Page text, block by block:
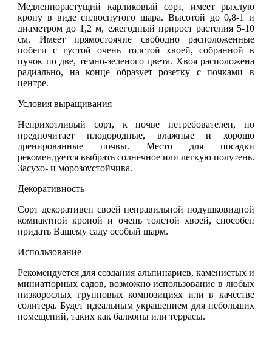
Медленнорастущий карликовый сорт, имеет рыхлую
крону в виде сплюснутого шара. Высотой до 0,8-1 и
диаметром до 1,2 м, ежегодный прирост растения 5-10
см. Имеет прямостоячие свободно расположенные
побеги с густой очень толстой хвоей, собранной в
пучок по две, темно-зеленого цвета. Хвоя расположена
радиально, на конце образует розетку с почками в
центре.
Условия выращивания
Неприхотливый сорт, к почве нетребователен, но
предпочитает плодородные, влажные и хорошо
дренированные почвы. Место для посадки
рекомендуется выбрать солнечное или легкую полутень.
Засухо- и морозоустойчива.
Декоративность
Сорт декоративен своей неправильной подушковидной
компактной кроной и очень толстой хвоей, способен
придать Вашему саду особый шарм.
Использование
Рекомендуется для создания альпинариев, каменистых и
миниатюрных садов, возможно использование в любых
низкорослых групповых композициях или в качестве
солитера. Будет идеальным украшением для небольших
помещений, таких как балконы или террасы.